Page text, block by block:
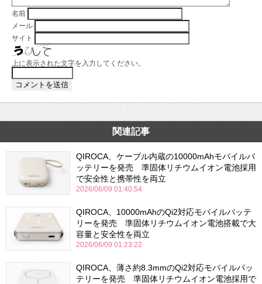
名前
メール
サイト
上に表示された文字を入力してください。
関連記事
QIROCA、ケーブル内蔵の10000mAhモバイルバ
ッテリーを発売 準固体リチウムイオン電池採用
で安全性と携帯性を両立
2026/06/09 01:40:54
QIROCA、10000mAhのQi2対応モバイルバッテ
リーを発売 準固体リチウムイオン電池搭載で大
容量と安全性を両立
2026/06/09 01:23:22
QIROCA、薄さ約8.3mmのQi2対応モバイルバッ
テリーを発売 準固体リチウムイオン電池採用で